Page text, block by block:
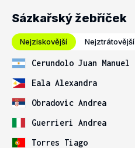
Sázkařský žebříček
Nejziskovější Nejztrátovější
Cerundolo Juan Manuel
Eala Alexandra
Obradovic Andrea
Guerrieri Andrea
Torres Tiago